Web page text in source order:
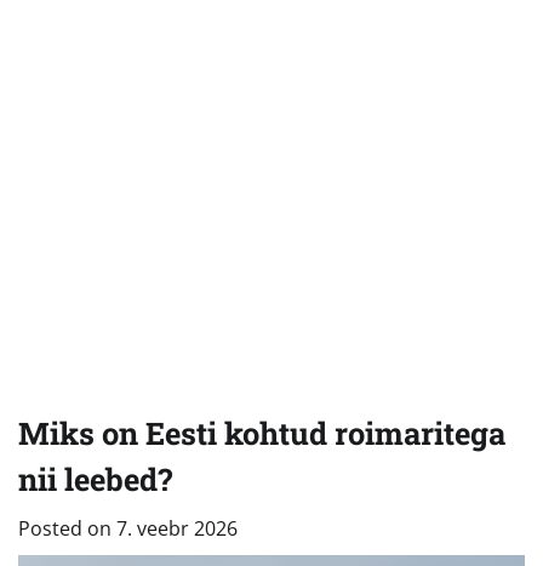
Miks on Eesti kohtud roimaritega
nii leebed?
Posted on 7. veebr 2026